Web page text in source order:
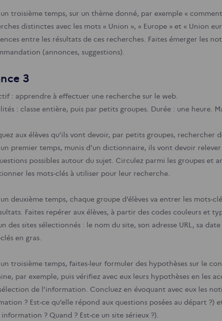
un troisième temps, sur un thème donné, par exemple «
distinctes avec les mots « Union », « Europe » et « Union
entre les résultats de ces recherches. Faites émerger les
(annonces, suggestions).
3
: apprendre à effectuer une recherche sur le web.
: classe entière, puis par petits groupes. Durée : une heure.
aux élèves qu’ils vont devoir, par petits groupes, rechercher
un premier temps, munis d’un dictionnaire, ils vont devoir
possibles autour du sujet. Circulez parmi les groupes et
les mots-clés à utiliser pour leur recherche.
deuxième temps, chaque groupe d’élèves va entrer les mots-
Faites repérer aux élèves, à partir des codes couleurs et
des sites sélectionnés : le nom du site, son adresse URL, sa
en gras.
un troisième temps, faites-leur formuler des hypothèses sur le
par exemple, puis vérifiez avec eux leurs hypothèses en les
de l’information. Concluez en évoquant avec eux les
? Est-ce qu’elle répond aux questions posées au départ
? Quand ? Est-ce un site sérieux ?).